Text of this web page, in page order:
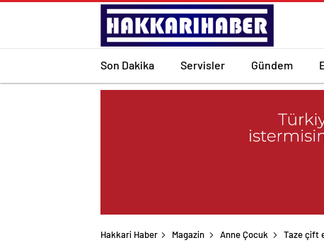
Son Dakika Servisler Gündem
Hakkari Haber Magazin Anne Çocuk Taze çift